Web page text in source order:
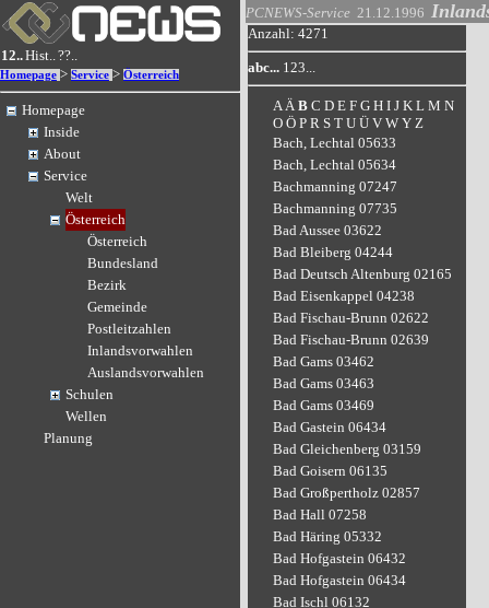
12..Hist..??..
Homepage > Service > Österreich
Homepage
Inside
About
Service
Welt
Österreich
Österreich
Bundesland
Bezirk
Gemeinde
Postleitzahlen
Inlandsvorwahlen
Auslandsvorwahlen
Schulen
Wellen
Planung
PCNEWS-Service 21.12.1996
Anzahl: 4271
abc... 123...
A Ä B C D E F G H I J K L M N
O Ö P R S T U Ü V W Y Z
Bach, Lechtal 05633
Bach, Lechtal 05634
Bachmanning 07247
Bachmanning 07735
Bad Aussee 03622
Bad Bleiberg 04244
Bad Deutsch Altenburg 02165
Bad Eisenkappel 04238
Bad Fischau-Brunn 02622
Bad Fischau-Brunn 02639
Bad Gams 03462
Bad Gams 03463
Bad Gams 03469
Bad Gastein 06434
Bad Gleichenberg 03159
Bad Goisern 06135
Bad Großpertholz 02857
Bad Hall 07258
Bad Häring 05332
Bad Hofgastein 06432
Bad Hofgastein 06434
Bad Ischl 06132